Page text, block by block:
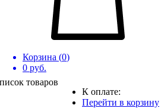
Корзина (0)
0 руб.
товаров
К оплате:
Перейти в корзину